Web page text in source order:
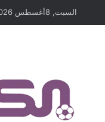
السبت, 8أغسطس 2026 ,10:43 صباحًا